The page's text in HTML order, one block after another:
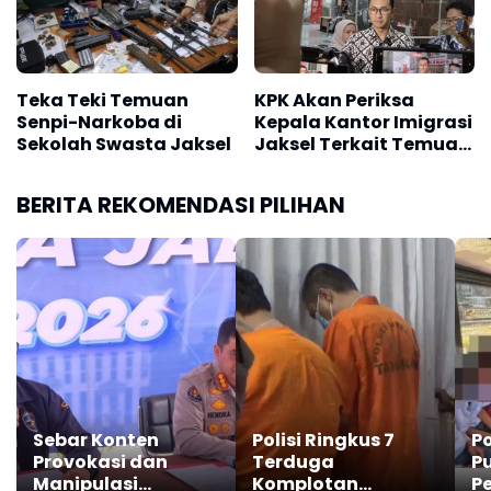
Teka Teki Temuan
Senpi-Narkoba di
Sekolah Swasta Jaksel
KPK Akan Periksa
Kepala Kantor Imigrasi
Jaksel Terkait Temuan
BERITA REKOMENDASI PILIHAN
Sebar Konten
Provokasi dan
Manipulasi
Polisi Ringkus 7
Terduga
Komplotan